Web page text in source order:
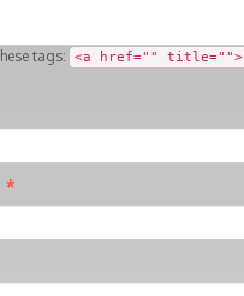
tags:
<a href="" title="">
*